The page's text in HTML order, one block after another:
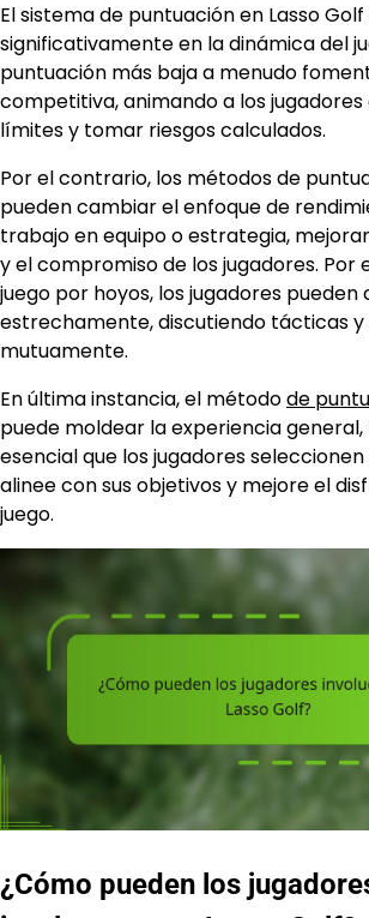
El sistema de puntuación en Lasso
significativamente en la dinámica del
puntuación más baja a menudo
competitiva, animando a los jugadores
límites y tomar riesgos calculados.
Por el contrario, los métodos de
pueden cambiar el enfoque de
trabajo en equipo o estrategia,
y el compromiso de los jugadores. Por
juego por hoyos, los jugadores
estrechamente, discutiendo tácticas
mutuamente.
En última instancia, el métodode
puede moldear la experiencia
esencial que los jugadores
alinee con sus objetivos y mejore el
juego.
¿Cómo pueden los